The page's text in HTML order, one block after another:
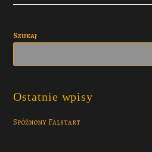
Szukaj
Ostatnie wpisy
Spóźnony Falstart